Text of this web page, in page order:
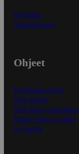
Myymälät
Asiakaspalvelu
Ohjeet
Ensitilaajan ohjeet
Näin maksat
Näin tilaat ja muokkaat
Kaikki ohjeet ja vinkit
In English